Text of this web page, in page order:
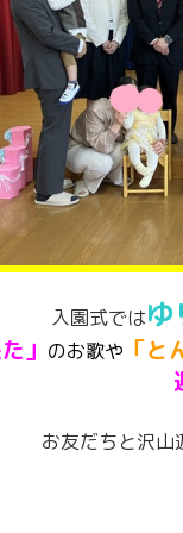
入園式ではゆ
」 のお歌や 「と
お友だちと沢山